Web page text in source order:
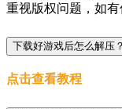
重视版权问题，如有
下载好游戏后怎么解压？
点击查看教程